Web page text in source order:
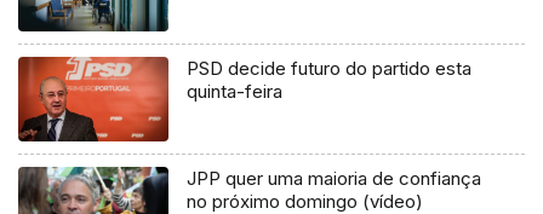
PSD decide futuro do partido esta
quinta-feira
JPP quer uma maioria de confiança
no próximo domingo (vídeo)